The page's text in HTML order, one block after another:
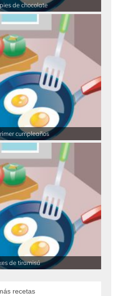
de chocolate
cumpleaños
de tiramisú
recetas